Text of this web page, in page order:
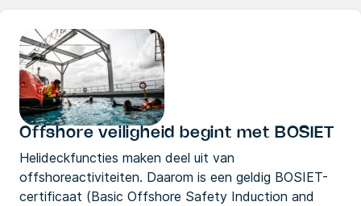
Offshore veiligheid begint met BOSIET
Helideckfuncties maken deel uit van
offshoreactiviteiten. Daarom is een geldig BOSIET-
certificaat (Basic Offshore Safety Induction and